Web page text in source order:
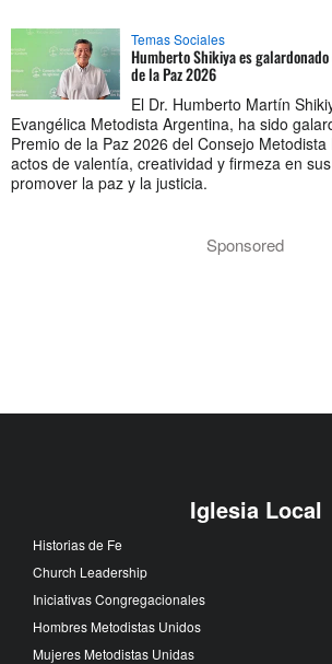
Temas Sociales
Humberto Shikiya es
de la Paz 2026
El Dr. Humberto Martín
Evangélica Metodista Argentina, ha sido
Premio de la Paz 2026 del Consejo
actos de valentía, creatividad y firmeza en
promover la paz y la justicia.
Sponsored
Iglesia Local
Historias de Fe
Church Leadership
Iniciativas Congregacionales
Hombres Metodistas Unidos
Mujeres Metodistas Unidas